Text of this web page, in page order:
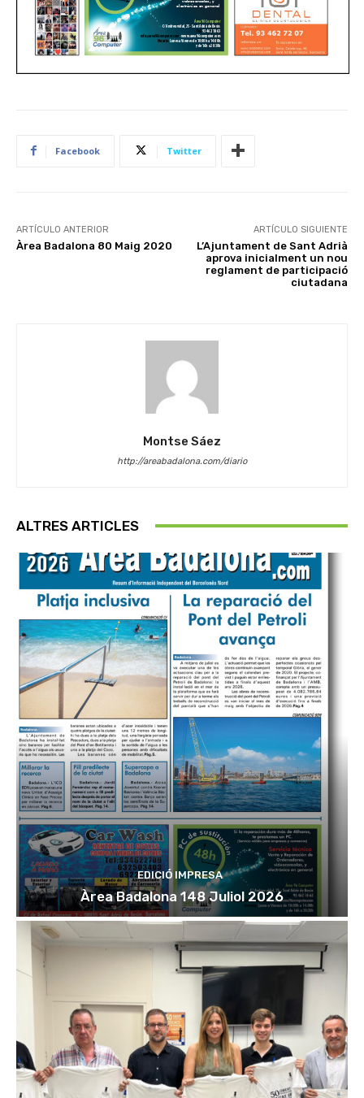
Facebook Twitter
ARTÍCULO ANTERIOR
Àrea Badalona 80 Maig 2020
ARTÍCULO SIGUIENTE
L’Ajuntament de Sant Adrià
aprova inicialment un nou
reglament de participació
ciutadana
Montse Sáez
http://areabadalona.com/diario
ALTRES ARTICLES
EDICIÓ IMPRESA
Àrea Badalona 148 Juliol 2026